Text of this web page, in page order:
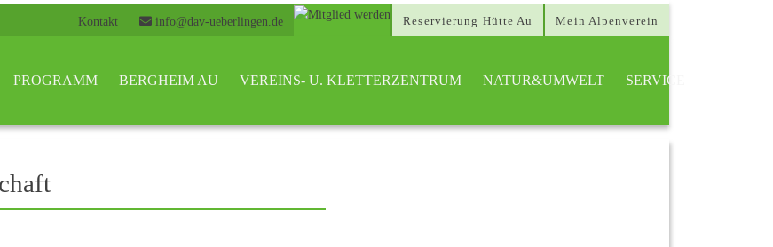
Kontakt info@dav-ueberlingen.de Reservierung Hütte Au Mein Alpenverein
PROGRAMM BERGHEIM AU VEREINS- U. KLETTERZENTRUM NATUR&UMWELT SERVICE